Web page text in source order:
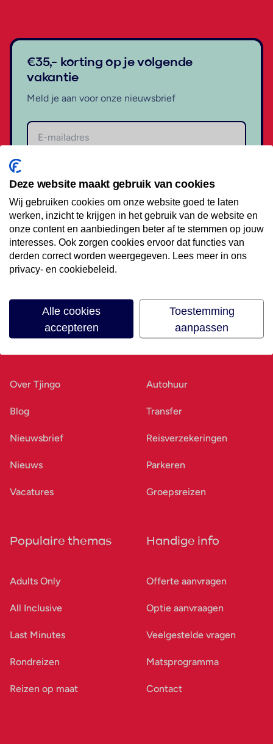
€35,- korting op je volgende
vakantie
Meld je aan voor onze nieuwsbrief
Volg ons op social media
Over Tjingo
Blog
Nieuwsbrief
Nieuws
Vacatures
Autohuur
Transfer
Reisverzekeringen
Parkeren
Groepsreizen
Populaire themas
Adults Only
All Inclusive
Last Minutes
Rondreizen
Reizen op maat
Handige info
Offerte aanvragen
Optie aanvraagen
Veelgestelde vragen
Matsprogramma
Contact
Deze website maakt gebruik van cookies
Wij gebruiken cookies om onze website goed te laten
werken, inzicht te krijgen in het gebruik van de website en
onze content en aanbiedingen beter af te stemmen op jouw
interesses. Ook zorgen cookies ervoor dat functies van
derden correct worden weergegeven. Lees meer in ons
privacy- en cookiebeleid.
Alle cookies
accepteren
Toestemming
aanpassen